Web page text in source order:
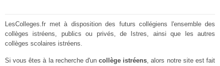
LesColleges.fr met à disposition des futurs collégiens l'ensemble des
collèges istréens, publics ou privés, de Istres, ainsi que les autres
collèges scolaires istréens.
Si vous êtes à la recherche d'uncollège istréens, alors notre site est fait